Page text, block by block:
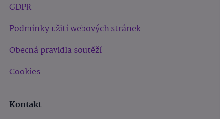
GDPR
Podmínky užití webových stránek
Obecná pravidla soutěží
Cookies
Kontakt